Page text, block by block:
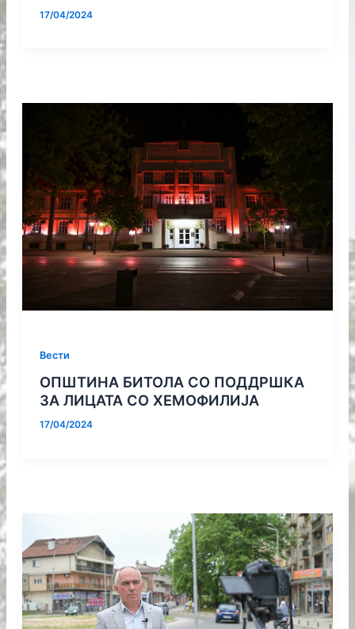
17/04/2024
Вести
ОПШТИНА БИТОЛА СО ПОДДРШКА
ЗА ЛИЦАТА СО ХЕМОФИЛИЈА
17/04/2024